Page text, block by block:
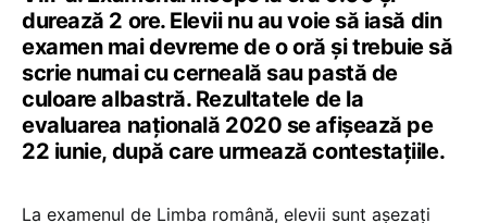
durează 2 ore. Elevii nu au voie să iasă din
examen mai devreme de o oră și trebuie să
scrie numai cu cerneală sau pastă de
culoare albastră. Rezultatele de la
evaluarea națională 2020 se afișează pe
22 iunie, după care urmează contestațiile.
La examenul de Limba română, elevii sunt așezați